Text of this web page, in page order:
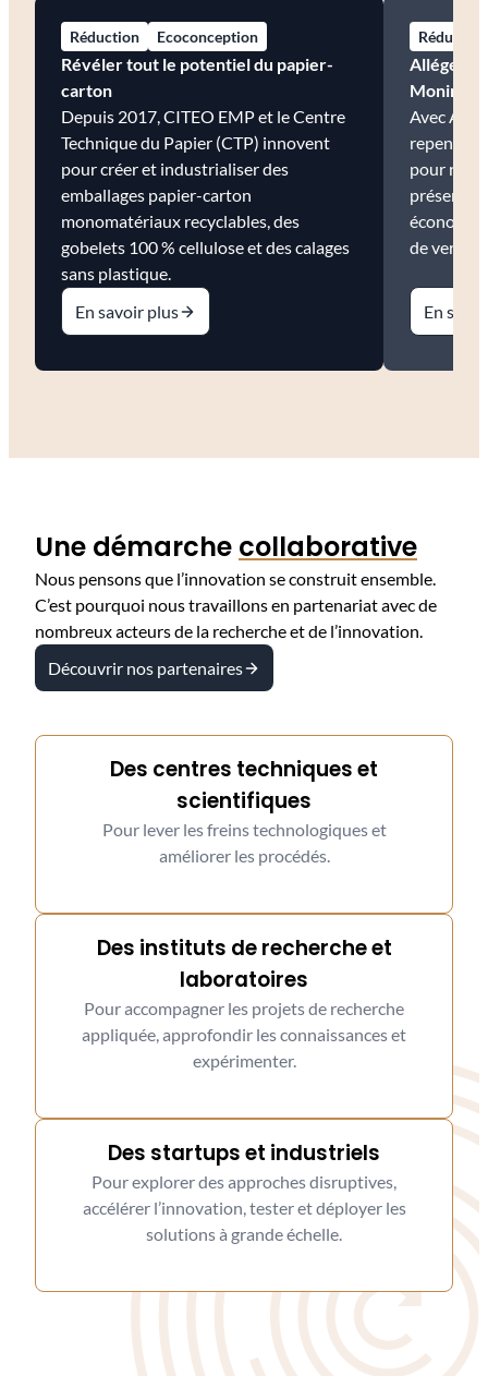
Réduction Ecoconception
Révéler tout le potentiel du papier-
carton
Depuis 2017, CITEO EMP et le Centre
Technique du Papier (CTP) innovent
pour créer et industrialiser des
emballages papier-carton
monomatériaux recyclables, des
gobelets 100 % cellulose et des calages
sans plastique.
En savoir plus
Réduction
Alléger
Monin
Avec
repense
pour
de verre
En
Une démarche collaborative
Nous pensons que l’innovation se construit ensemble.
C’est pourquoi nous travaillons en partenariat avec de
nombreux acteurs de la recherche et de l’innovation.
Découvrir nos partenaires
Des centres techniques et
scientifiques
Pour lever les freins technologiques et
améliorer les procédés.
Des instituts de recherche et
laboratoires
Pour accompagner les projets de recherche
appliquée, approfondir les connaissances et
expérimenter.
Des startups et industriels
Pour explorer des approches disruptives,
accélérer l’innovation, tester et déployer les
solutions à grande échelle.